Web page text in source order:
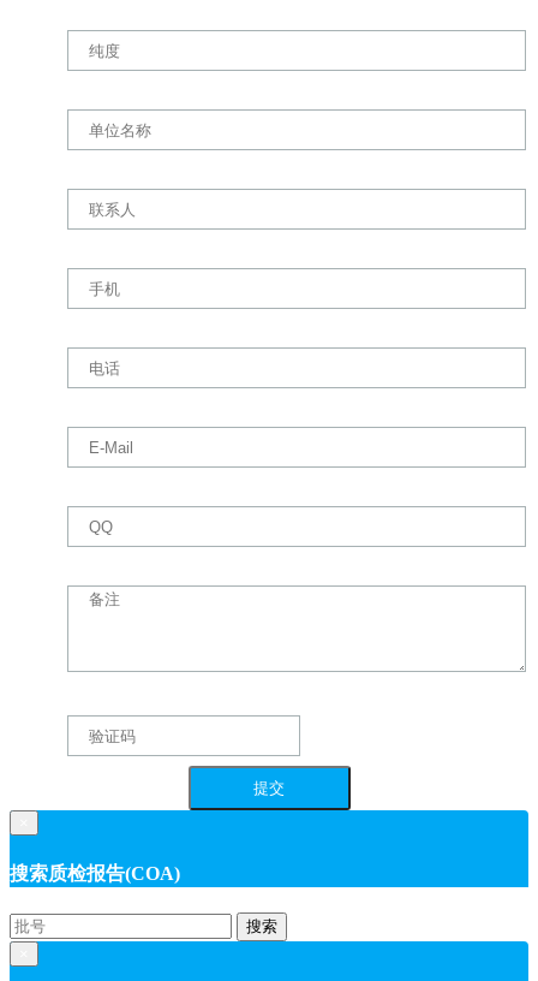
搜索质检报告(COA)
搜索